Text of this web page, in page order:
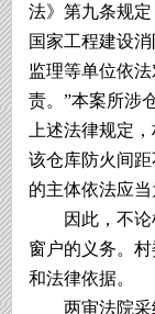
法》第九条规
国家工程建设
监理等单位依
责。”本案所涉
上述法律规定
该仓库防火间
的主体依法应当
因此，不论
窗户的义务。
和法律依据。
两审法院采